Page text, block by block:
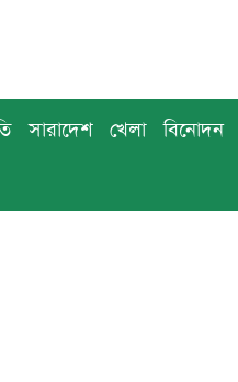
সারাদেশ খেলা বিনোদন